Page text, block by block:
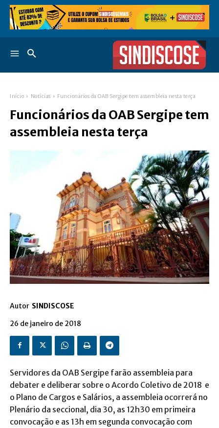
Início Notícias Funcionários da OAB Sergipe tem assembleia nesta terça
Funcionários da OAB Sergipe tem
assembleia nesta terça
Autor SINDISCOSE
26 de janeiro de 2018
Servidores da OAB Sergipe farão assembleia para
debater e deliberar sobre o Acordo Coletivo de 2018 e
o Plano de Cargos e Salários, a assembleia ocorrerá no
Plenário da seccional, dia 30, as 12h30 em primeira
convocação e as 13h em segunda convocação com